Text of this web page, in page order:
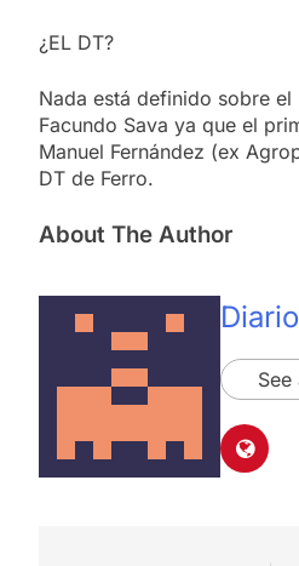
¿EL DT?
Nada está definido sobre el
Facundo Sava ya que el
Manuel Fernández (ex
DT de Ferro.
About The Author